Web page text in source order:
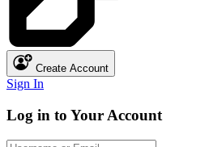
Create Account
Sign In
Log in to Your Account